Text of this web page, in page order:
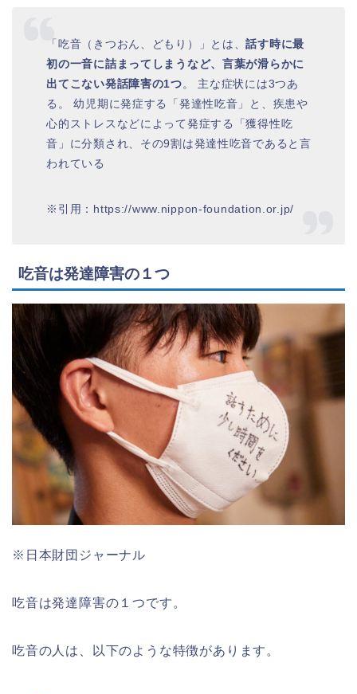
「吃音（きつおん、どもり）」とは、話す時に最
初の一音に詰まってしまうなど、言葉が滑らかに
出てこない発話障害の1つ。 主な症状には3つあ
る。 幼児期に発症する「発達性吃音」と、疾患や
心的ストレスなどによって発症する「獲得性吃
音」に分類され、その9割は発達性吃音であると言
われている
※引用：https://www.nippon-foundation.or.jp/
吃音は発達障害の１つ
※日本財団ジャーナル
吃音は発達障害の１つです。
吃音の人は、以下のような特徴があります。